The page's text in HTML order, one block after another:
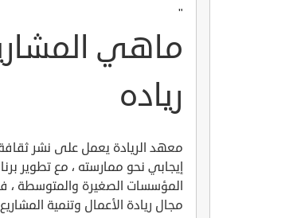
"
ماهي
رياده
معهد الريادة يعمل على نشر ثقافة
إيجابي نحو ممارسته ، مع تطوير
المؤسسات الصغيرة والمتوسطة ،
مجال ريادة الأعمال وتنمية